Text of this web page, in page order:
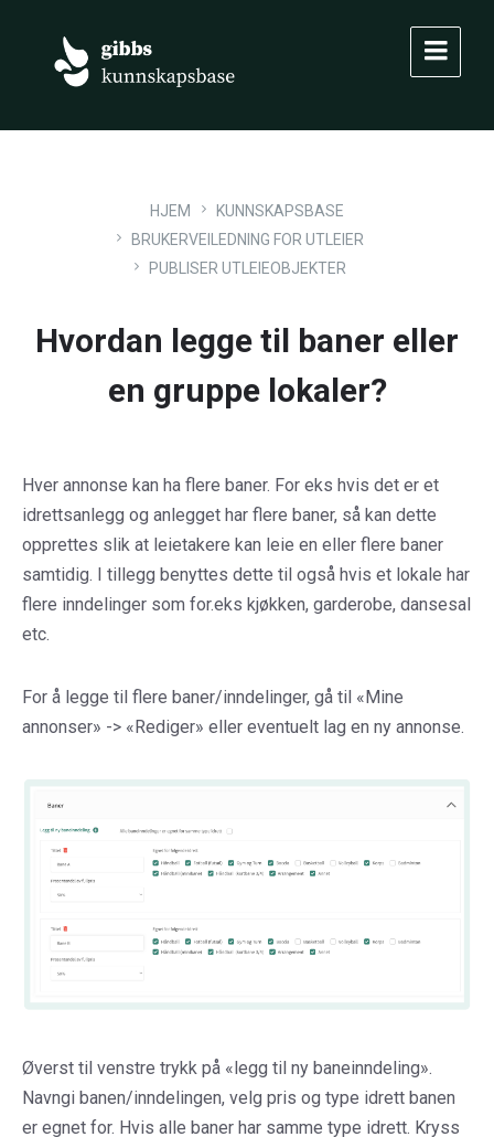
navigation
HJEM
KUNNSKAPSBASE
BRUKERVEILEDNING FOR UTLEIER
PUBLISER UTLEIEOBJEKTER
Hvordan legge til baner eller
en gruppe lokaler?
Hver annonse kan ha flere baner. For eks hvis det er et
idrettsanlegg og anlegget har flere baner, så kan dette
opprettes slik at leietakere kan leie en eller flere baner
samtidig. I tillegg benyttes dette til også hvis et lokale har
flere inndelinger som for.eks kjøkken, garderobe, dansesal
etc.
For å legge til flere baner/inndelinger, gå til «Mine
annonser» -> «Rediger» eller eventuelt lag en ny annonse.
Øverst til venstre trykk på «legg til ny baneinndeling».
Navngi banen/inndelingen, velg pris og type idrett banen
er egnet for. Hvis alle baner har samme type idrett. Kryss